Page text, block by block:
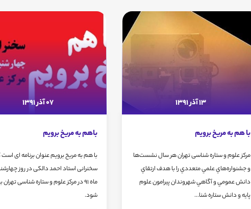
13 آذر 1391
با هم به مريخ برويم
مرکز علوم و ستاره شناسی تهران هر سال نشست‌ها
و جشنواره‌هاي علمي متعددي را با هدف ارتقاي
دانش عمومي و آگاهي شهروندان پيرامون علوم
پايه و دانش ستاره شنا...
07 آذر 1391
باهم به مریخ برویم
با هم به مریخ برویم عنوان برنامه ای است
ماه 91 در مرکز علوم و ستاره شناسی تهران
شود.